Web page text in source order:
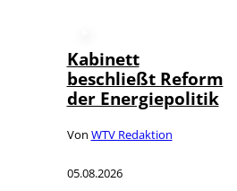
Kabinett
beschließt Reform
der Energiepolitik
Von WTV Redaktion
05.08.2026